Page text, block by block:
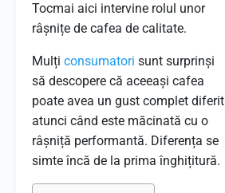
Tocmai aici intervine rolul unor
râșnițe de cafea de calitate.
Mulți consumatori sunt surprinși
să descopere că aceeași cafea
poate avea un gust complet diferit
atunci când este măcinată cu o
râșniță performantă. Diferența se
simte încă de la prima înghițitură.